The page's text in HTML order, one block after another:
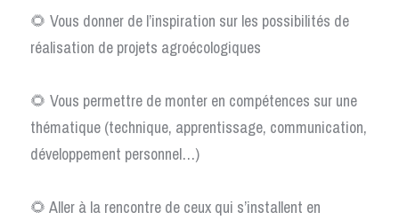
🌻 Vous donner de l’inspiration sur les possibilités de
réalisation de projets agroécologiques
🌻 Vous permettre de monter en compétences sur une
thématique (technique, apprentissage, communication,
développement personnel…)
🌻 Aller à la rencontre de ceux qui s’installent en